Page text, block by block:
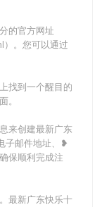
的官方网址
）。您可以通过
找到一个醒目的
。
来创建最新广东
子邮件地址、❥
保顺利完成注
最新广东快乐十